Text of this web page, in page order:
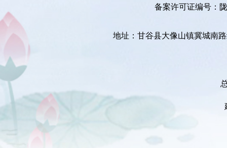
备案许可证编号：
地址：甘谷县大像山镇冀城南